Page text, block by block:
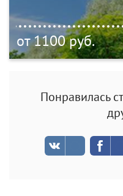
от 1100 руб.
Понравилась